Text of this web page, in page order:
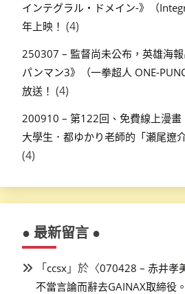
インテグラル・ドメイン-》（
年上映！ (4)
250307 – 監督尚未公布，英雄海
パンマン3》（一拳超人 ONE-
放送！ (4)
200910 – 第122回、免費線上漫畫
大學生．都ゆかり老師的「瀬尾遼
(4)
● 最新留言 ●
「ccsx 」於〈070428 – 赤井孝
不當言論而辭去GAINAX取締役